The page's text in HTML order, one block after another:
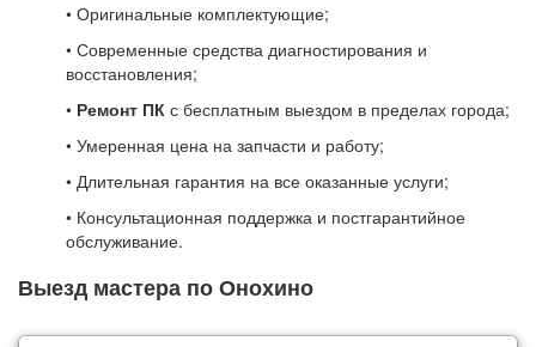
• Оригинальные комплектующие;
• Современные средства диагностирования и
восстановления;
• Ремонт ПК с бесплатным выездом в пределах города;
• Умеренная цена на запчасти и работу;
• Длительная гарантия на все оказанные услуги;
• Консультационная поддержка и постгарантийное
обслуживание.
Выезд мастера по Онохино